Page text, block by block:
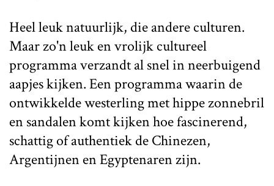
Heel leuk natuurlijk, die andere culturen.
Maar zo'n leuk en vrolijk cultureel
programma verzandt al snel in neerbuigend
aapjes kijken. Een programma waarin de
ontwikkelde westerling met hippe zonnebril
en sandalen komt kijken hoe fascinerend,
schattig of authentiek de Chinezen,
Argentijnen en Egyptenaren zijn.